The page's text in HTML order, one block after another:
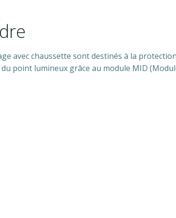
avec chaussette sont destinés à la
point lumineux grâce au module MID